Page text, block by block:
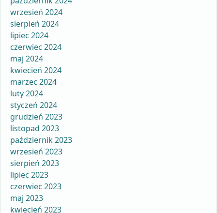
wrzesień 2024
sierpień 2024
lipiec 2024
czerwiec 2024
maj 2024
kwiecień 2024
marzec 2024
luty 2024
styczeń 2024
grudzień 2023
listopad 2023
październik 2023
wrzesień 2023
sierpień 2023
lipiec 2023
czerwiec 2023
maj 2023
kwiecień 2023